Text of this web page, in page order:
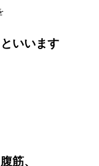
いいます
筋、